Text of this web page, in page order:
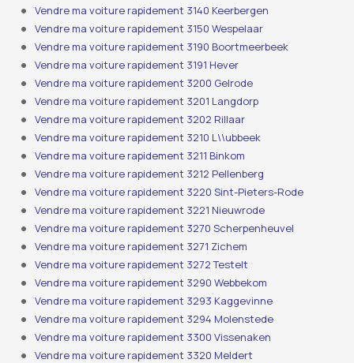
Vendre ma voiture rapidement 3140 Keerbergen
Vendre ma voiture rapidement 3150 Wespelaar
Vendre ma voiture rapidement 3190 Boortmeerbeek
Vendre ma voiture rapidement 3191 Hever
Vendre ma voiture rapidement 3200 Gelrode
Vendre ma voiture rapidement 3201 Langdorp
Vendre ma voiture rapidement 3202 Rillaar
Vendre ma voiture rapidement 3210 L\\ubbeek
Vendre ma voiture rapidement 3211 Binkom
Vendre ma voiture rapidement 3212 Pellenberg
Vendre ma voiture rapidement 3220 Sint-Pieters-Rode
Vendre ma voiture rapidement 3221 Nieuwrode
Vendre ma voiture rapidement 3270 Scherpenheuvel
Vendre ma voiture rapidement 3271 Zichem
Vendre ma voiture rapidement 3272 Testelt
Vendre ma voiture rapidement 3290 Webbekom
Vendre ma voiture rapidement 3293 Kaggevinne
Vendre ma voiture rapidement 3294 Molenstede
Vendre ma voiture rapidement 3300 Vissenaken
Vendre ma voiture rapidement 3320 Meldert